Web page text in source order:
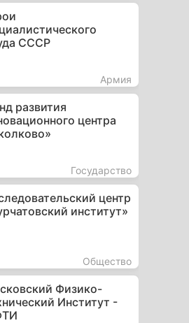
СССР
Армия
развития
центра
Государство
центр
институт»
Общество
Физико-
Институт -